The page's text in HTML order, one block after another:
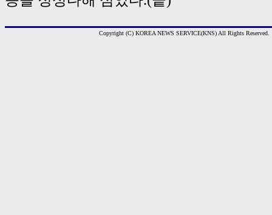
Copyright (C) KOREA NEWS SERVICE(KNS) All Rights Reserved.